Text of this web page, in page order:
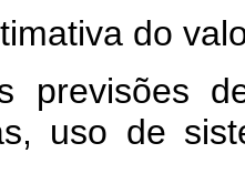
do
uso de